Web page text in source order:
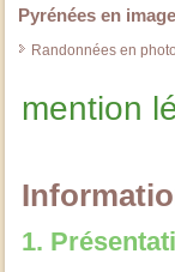
Pyrénées en
Randonnées en
mention
1.